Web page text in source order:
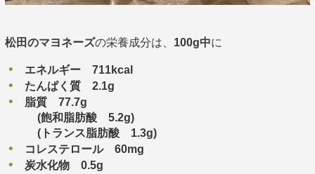
松田のマヨネーズの栄養成分は、 100g中に
エネルギー 711kcal
たんぱく質 2.1g
脂質 77.7g
(飽和脂肪酸 5.2g)
(トランス脂肪酸 1.3g)
コレステロール 60mg
炭水化物 0.5g